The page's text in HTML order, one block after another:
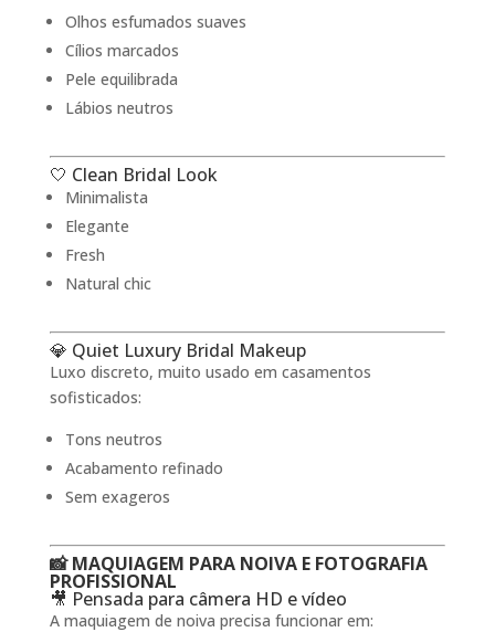
Olhos esfumados suaves
Cílios marcados
Pele equilibrada
Lábios neutros
🤍 Clean Bridal Look
Minimalista
Elegante
Fresh
Natural chic
💎 Quiet Luxury Bridal Makeup
Luxo discreto, muito usado em casamentos
sofisticados:
Tons neutros
Acabamento refinado
Sem exageros
📸 MAQUIAGEM PARA NOIVA E FOTOGRAFIA
PROFISSIONAL
🎥 Pensada para câmera HD e vídeo
A maquiagem de noiva precisa funcionar em: